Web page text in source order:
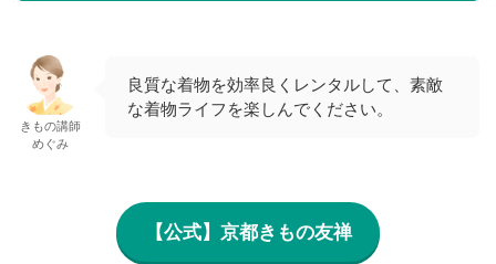
きもの講師
めぐみ
良質な着物を効率良くレンタルして、素敵
な着物ライフを楽しんでください。
【公式】京都きもの友禅